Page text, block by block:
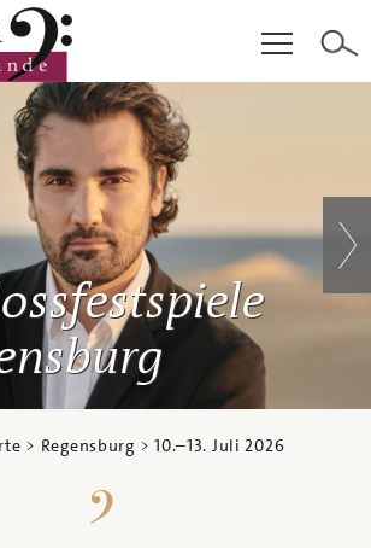
Cookie-Einstellungen
> Regensburg >10.–13. Juli 2026